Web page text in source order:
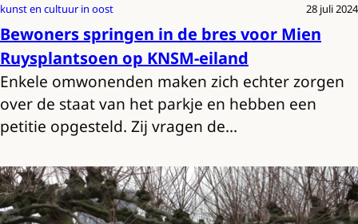
kunst en cultuur in oost 28 juli 2024
Bewoners springen in de bres voor Mien
Ruysplantsoen op KNSM-eiland
Enkele omwonenden maken zich echter zorgen
over de staat van het parkje en hebben een
petitie opgesteld. Zij vragen de…